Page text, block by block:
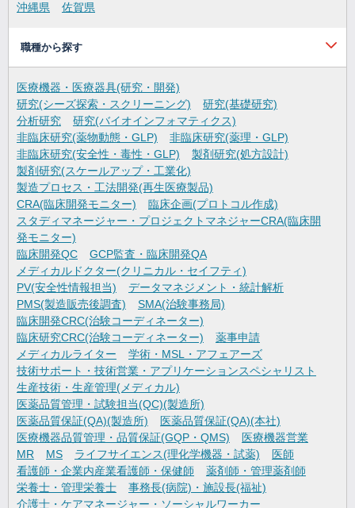
沖縄県
佐賀県
職種から探す
医療機器・医療器具(研究・開発)
研究(シーズ探索・スクリーニング)
研究(基礎研究)
分析研究
研究(バイオインフォマティクス)
非臨床研究(薬物動態・GLP)
非臨床研究(薬理・GLP)
非臨床研究(安全性・毒性・GLP)
製剤研究(処方設計)
製剤研究(スケールアップ・工業化)
製造プロセス・工法開発(再生医療製品)
CRA(臨床開発モニター)
臨床企画(プロトコル作成)
スタディマネージャー・プロジェクトマネジャーCRA(臨床開
発モニター)
臨床開発QC
GCP監査・臨床開発QA
メディカルドクター(クリニカル・セイフティ)
PV(安全性情報担当)
データマネジメント・統計解析
PMS(製造販売後調査)
SMA(治験事務局)
臨床開発CRC(治験コーディネーター)
臨床研究CRC(治験コーディネーター)
薬事申請
メディカルライター
学術・MSL・アフェアーズ
技術サポート・技術営業・アプリケーションスペシャリスト
生産技術・生産管理(メディカル)
医薬品質管理・試験担当(QC)(製造所)
医薬品質保証(QA)(製造所)
医薬品質保証(QA)(本社)
医療機器品質管理・品質保証(GQP・QMS)
医療機器営業
MR
MS ライフサイエンス(理化学機器・試薬)
医師
看護師・企業内産業看護師・保健師
薬剤師・管理薬剤師
栄養士・管理栄養士
事務長(病院)・施設長(福祉)
介護士・ケアマネージャー・ソーシャルワーカー